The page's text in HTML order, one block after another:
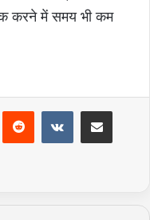
करने में समय भी कम